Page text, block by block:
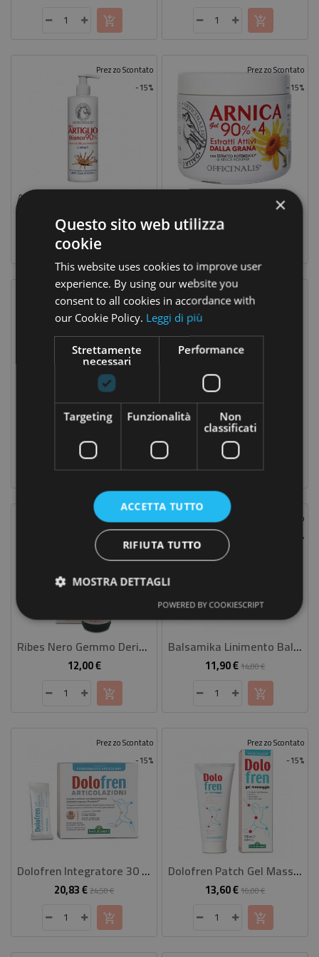
base base
-15%
Prezzo Scontato
18,70 € Prezzo
base
22,00 € Prezzo
-15%
Prezzo Scontato
Arnica Gel 90% 500 Ml
28,90 € Prezzo
-15%
Prezzo Scontato
Menta Gel Al 90% Ghiaccio E Arnica Montana 250 Ml
18,70 €Prezzo
base
22,00 € 18,00 €
Ribes Nero Gemmo Derivato 50 Ml
12,00 €Prezzo
-15%
Prezzo Scontato
Balsamika Linimento Balsamico Composto 30 Ml
11,90 €Prezzo
base
14,00 €Prezzo
-15%
Prezzo Scontato
Dolofren Integratore 30 Stick Pack
20,83 €Prezzo
base
24,50 €Prezzo
-15%
Prezzo Scontato
Dolofren Patch Gel Massaggio 100 Ml
13,60 €Prezzo
base
16,00 €Prezzo
×
Questo sito web utilizza
cookie
This website uses cookies to improve user
experience. By using our website you
consent to all cookies in accordance with
our Cookie Policy. Leggi di più
Strettamente
necessari
Performance
Targeting Funzionalità
Non
classificati
ACCETTA TUTTO
RIFIUTA TUTTO
MOSTRA DETTAGLI
POWERED BY COOKIESCRIPT